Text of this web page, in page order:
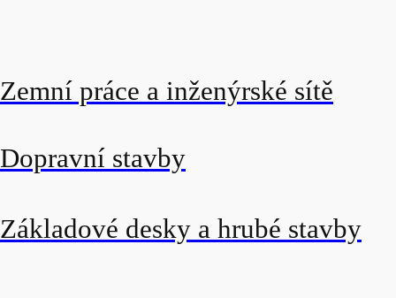
Zemní práce a inženýrské sítě
Dopravní stavby
Základové desky a hrubé stavby